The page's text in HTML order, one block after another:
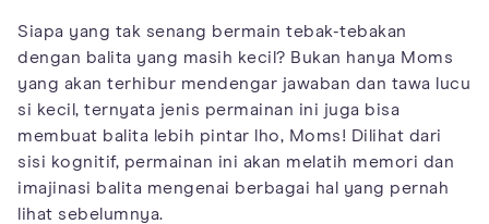
Siapa yang tak senang bermain tebak-tebakan
dengan balita yang masih kecil? Bukan hanya Moms
yang akan terhibur mendengar jawaban dan tawa lucu
si kecil, ternyata jenis permainan ini juga bisa
membuat balita lebih pintar lho, Moms! Dilihat dari
sisi kognitif, permainan ini akan melatih memori dan
imajinasi balita mengenai berbagai hal yang pernah
lihat sebelumnya.